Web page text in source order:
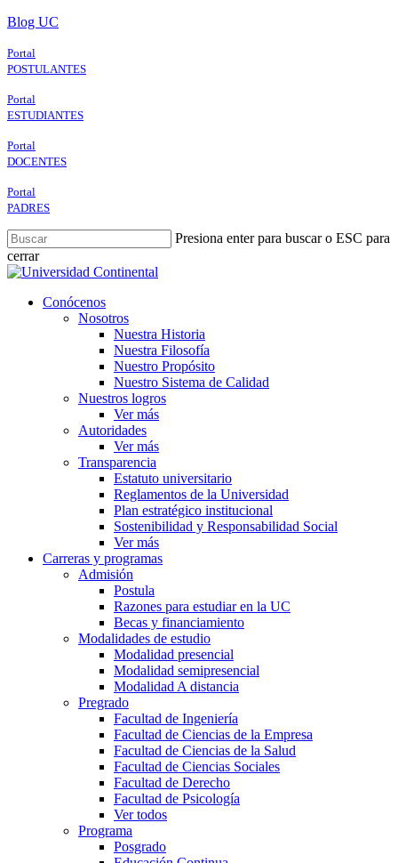
Skip
main
content
Blog UC
Portal
POSTULANTES
Portal
ESTUDIANTES
Portal
DOCENTES
Portal
PADRES
Presiona enter para buscar o ESC para
cerrar
Close
search
Menu
Conócenos
Nosotros
Nuestra Historia
Nuestra Filosofía
Nuestro Propósito
Nuestro Sistema de Calidad
Nuestros logros
Ver más
Autoridades
Ver más
Transparencia
Estatuto universitario
Reglamentos de la Universidad
Plan estratégico institucional
Sostenibilidad y Responsabilidad Social
Ver más
Carreras y programas
Admisión
Postula
Razones para estudiar en la UC
Becas y financiamiento
Modalidades de estudio
Modalidad presencial
Modalidad semipresencial
Modalidad A distancia
Pregrado
Facultad de Ingeniería
Facultad de Ciencias de la Empresa
Facultad de Ciencias de la Salud
Facultad de Ciencias Sociales
Facultad de Derecho
Facultad de Psicología
Ver todos
Programa
Posgrado